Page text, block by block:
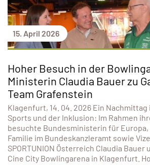
15. April 2026
Hoher Besuch in der
Ministerin Claudia Bauer zu
Team Grafenstein
Klagenfurt, 14. 04. 2026 Ein Nachmittag
Sports und der Inklusion: Im Rahmen
besuchte Bundesministerin für
Familie im Bundeskanzleramt sowie
SPORTUNION Österreich Claudia Bauer
Cine City Bowlingarena in Klagenfurt.